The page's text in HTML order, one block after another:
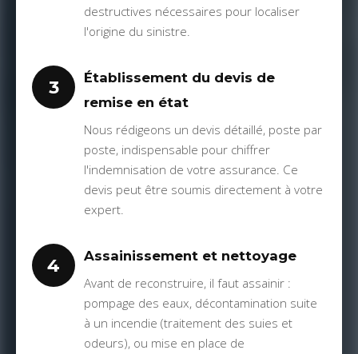
destructives nécessaires pour localiser
l'origine du sinistre.
3
Établissement du devis de
remise en état
Nous rédigeons un devis détaillé, poste par
poste, indispensable pour chiffrer
l'indemnisation de votre assurance. Ce
devis peut être soumis directement à votre
expert.
4
Assainissement et nettoyage
Avant de reconstruire, il faut assainir :
pompage des eaux, décontamination suite
à un incendie (traitement des suies et
odeurs), ou mise en place de